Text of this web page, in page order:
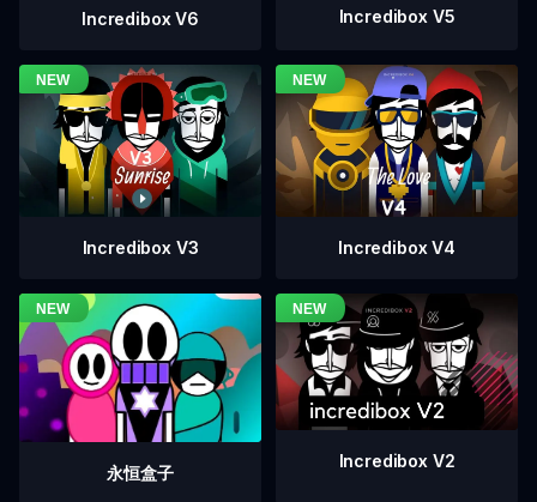
Incredibox V6 Incredibox V5
Incredibox V3 Incredibox V4
永恒盒子
Incredibox V2